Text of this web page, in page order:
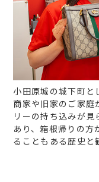
小田原城の城下町と
商家や旧家のご家庭
リーの持ち込みが見
あり、箱根帰りの方
ることもある歴史と